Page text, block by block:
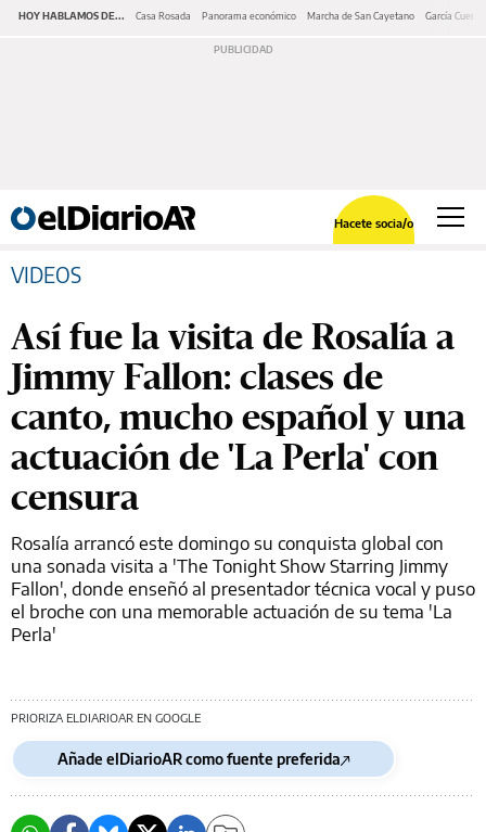
HOY HABLAMOS DE... Casa Rosada Panorama económico Marcha de San Cayetano García Cuerva
Hacete socia/o
VIDEOS
Así fue la visita de Rosalía a
Jimmy Fallon: clases de
canto, mucho español y una
actuación de 'La Perla' con
censura
Rosalía arrancó este domingo su conquista global con
una sonada visita a 'The Tonight Show Starring Jimmy
Fallon', donde enseñó al presentador técnica vocal y puso
el broche con una memorable actuación de su tema 'La
Perla'
PRIORIZA ELDIARIOAR EN GOOGLE
Añade elDiarioAR como fuente preferida